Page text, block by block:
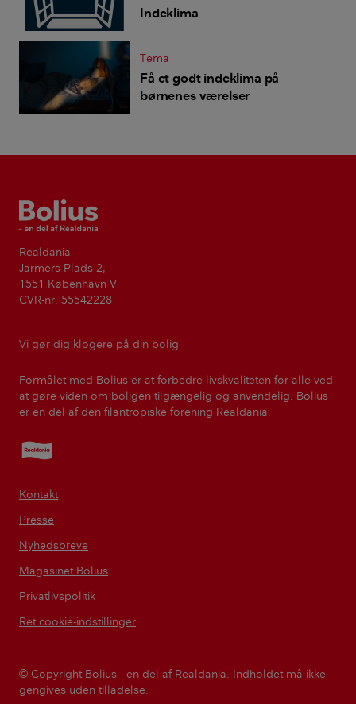
Indeklima
Tema
Få et godt indeklima på
børnenes værelser
Bolius
Realdania
Jarmers Plads 2,
1551 København V
CVR-nr. 55542228
Vi gør dig klogere på din bolig
Formålet med Bolius er at forbedre livskvaliteten for alle ved
at gøre viden om boligen tilgængelig og anvendelig. Bolius
er en del af den filantropiske forening Realdania.
Realdania
Kontakt
Presse
Nyhedsbreve
Magasinet Bolius
Privatlivspolitik
Ret cookie-indstillinger
© Copyright Bolius - en del af Realdania. Indholdet må ikke
gengives uden tilladelse.